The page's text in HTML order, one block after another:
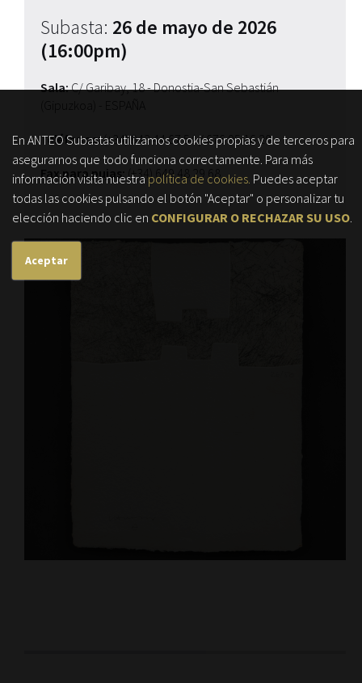
Subasta: 26 de mayo de 2026
(16:00pm)
Sala:C/ Garibay, 18 - Donostia-San Sebastián
Teléfonos:(+34) 943 44 67 54/ 676 95 16 20
Fax para pujas:(+34) 649 48 29 68
En ANTEO Subastas utilizamos cookies propias y de terceros para
asegurarnos que todo funciona correctamente. Para más
información visita nuestra política de cookies. Puedes aceptar
todas las cookies pulsando el botón "Aceptar" o personalizar tu
elección haciendo clic en CONFIGURAR O RECHAZAR SU USO
Aceptar